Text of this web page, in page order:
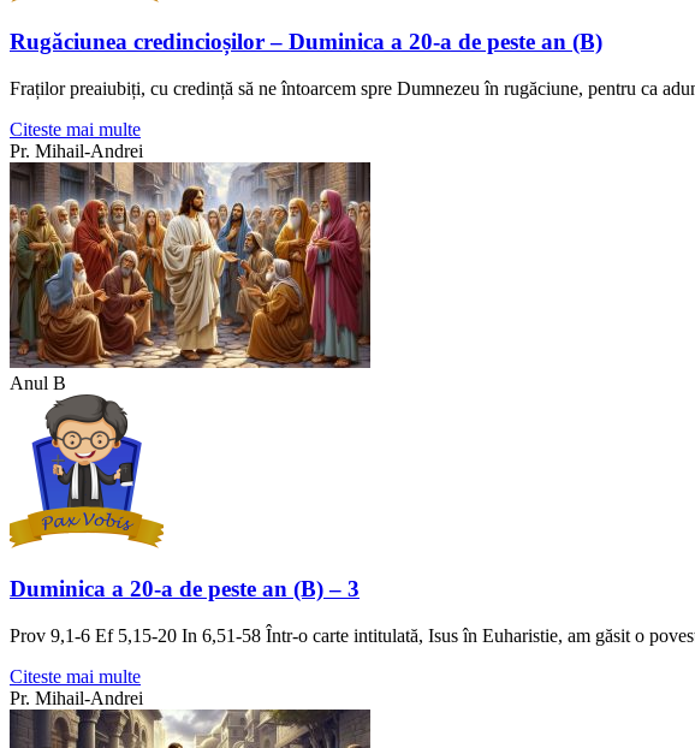
Rugăciunea credincioșilor – Duminica a 20-a de peste an (B)
Fraților preaiubiți, cu credință să ne întoarcem spre Dumnezeu în rugăciune, pentru ca
Citeste mai multe
Pr. Mihail-Andrei
Anul B
Duminica a 20-a de peste an (B) – 3
Prov 9,1-6 Ef 5,15-20 In 6,51-58 Într-o carte intitulată, Isus în Euharistie, am găsit o
Citeste mai multe
Pr. Mihail-Andrei